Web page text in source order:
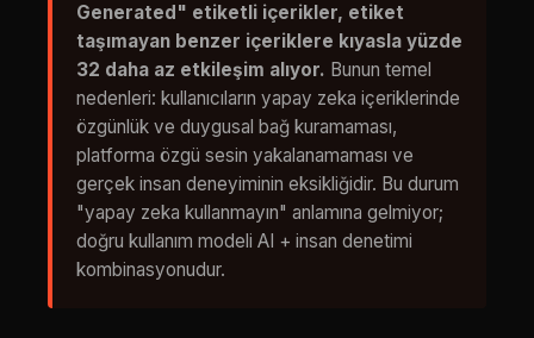
Generated" etiketli içerikler, etiket
taşımayan benzer içeriklere kıyasla yüzde
32 daha az etkileşim alıyor. Bunun temel
nedenleri: kullanıcıların yapay zeka içeriklerinde
özgünlük ve duygusal bağ kuramaması,
platforma özgü sesin yakalanamaması ve
gerçek insan deneyiminin eksikliğidir. Bu durum
"yapay zeka kullanmayın" anlamına gelmiyor;
doğru kullanım modeli AI + insan denetimi
kombinasyonudur.